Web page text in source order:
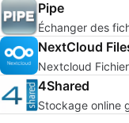
Pipe
Échanger des
NextCloud
Nextcloud
4Shared
Stockage online